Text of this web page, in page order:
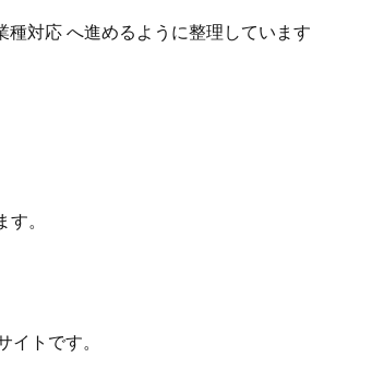
対応 へ進めるように整理しています
。
イトです。